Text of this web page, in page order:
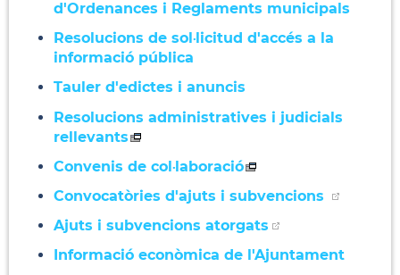
d'Ordenances i Reglaments municipals
Resolucions de sol·licitud d'accés a la
informació pública
Tauler d'edictes i anuncis
Resolucions administratives i judicials
rellevants
Convenis de col·laboració
Convocatòries d'ajuts i subvencions
Ajuts i subvencions atorgats
Informació econòmica de l'Ajuntament